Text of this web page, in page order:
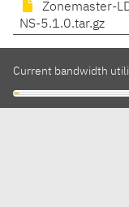
Zonemaster-
NS-5.1.0.tar.gz
Current bandwidth